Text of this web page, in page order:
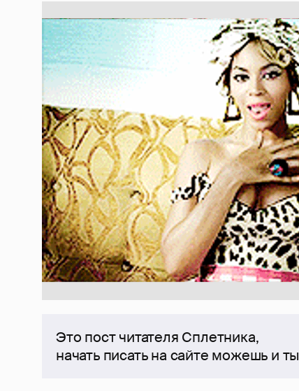
Это пост читателя Сплетника,
начать писать на сайте можешь и ты